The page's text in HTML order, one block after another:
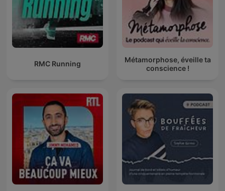
RMC Running
Métamorphose, éveille ta
conscience !